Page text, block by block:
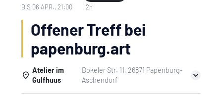
BIS 06 APR., 21:00 2h
Offener Treff bei
papenburg.art
Atelier im
Gulfhuus
Bokeler Str. 11, 26871 Papenburg-
Aschendorf